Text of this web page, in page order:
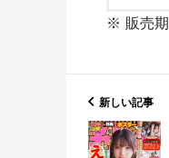
販売
新しい記事